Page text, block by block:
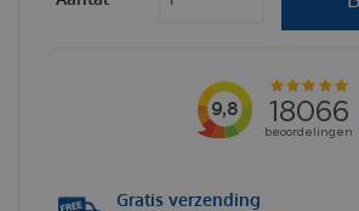
Gratis verzending